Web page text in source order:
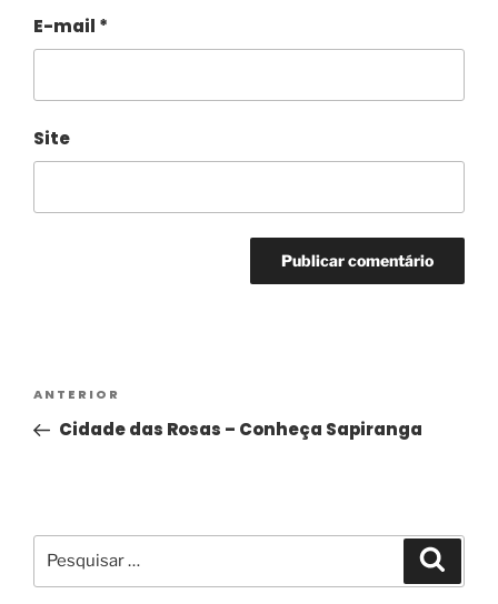
E-mail *
Site
ANTERIOR
Cidade das Rosas – Conheça Sapiranga